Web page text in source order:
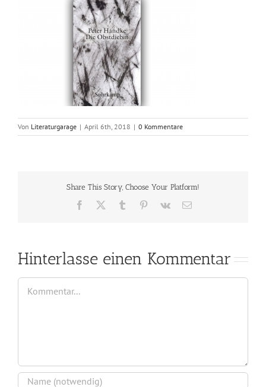
Von Literaturgarage | April 6th, 2018 | 0 Kommentare
Share This Story, Choose Your Platform!
Facebook Tumblr Pinterest
Vk
E-
Hinterlasse einen Kommentar
Kommentar